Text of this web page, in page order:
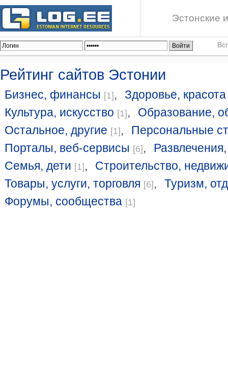
Эстонские
Рейтинг сайтов Эстонии
Бизнес, финансы [1],
Здоровье, красота
Культура, искусство [1],
Образование,
Остальное, другие [1],
Персональные
Порталы, веб-сервисы [6],
Семья, дети [1],
Строительство,
Товары, услуги, торговля [6],
Туризм,
Форумы, сообщества [1]